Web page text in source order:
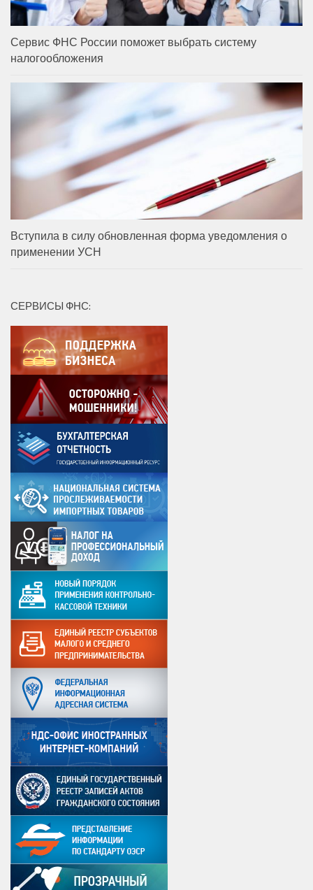
Сервис ФНС России поможет выбрать систему
налогообложения
Вступила в силу обновленная форма уведомления о
применении УСН
СЕРВИСЫ ФНС: